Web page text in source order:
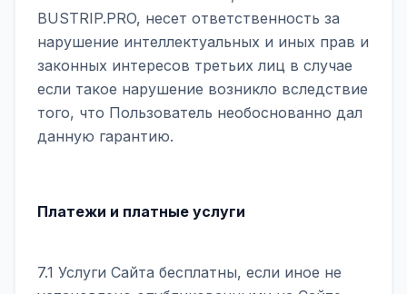
BUSTRIP.PRO, несет ответственность за
нарушение интеллектуальных и иных прав и
законных интересов третьих лиц в случае
если такое нарушение возникло вследствие
того, что Пользователь необоснованно дал
данную гарантию.
Платежи и платные услуги
7.1 Услуги Сайта бесплатны, если иное не